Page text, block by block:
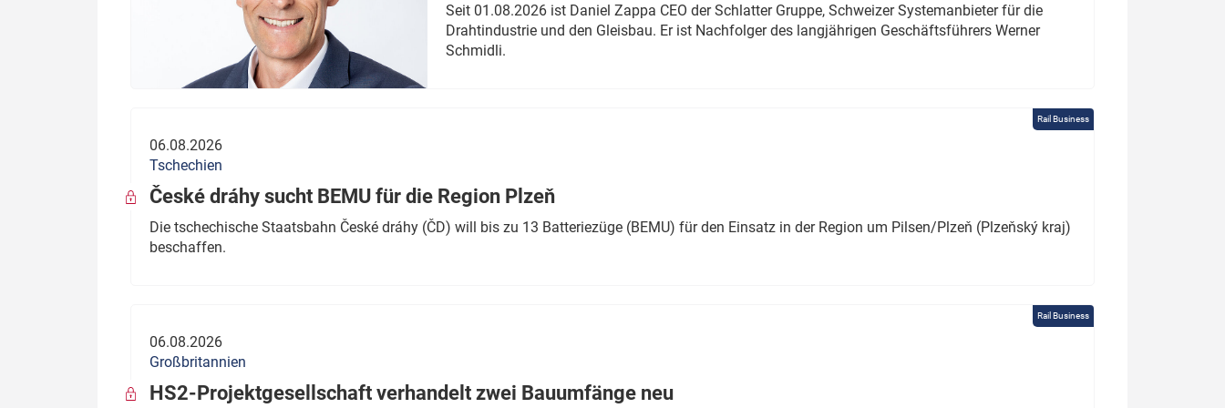
Seit 01.08.2026 ist Daniel Zappa CEO der Schlatter Gruppe, Schweizer Systemanbieter für die
Drahtindustrie und den Gleisbau. Er ist Nachfolger des langjährigen Geschäftsführers Werner
Schmidli.
Rail Business
06.08.2026
Tschechien
České dráhy sucht BEMU für die Region Plzeň
Die tschechische Staatsbahn České dráhy (ČD) will bis zu 13 Batteriezüge (BEMU) für den Einsatz in der Region um Pilsen/Plzeň (Plzeňský kraj)
beschaffen.
Rail Business
06.08.2026
Großbritannien
HS2-Projektgesellschaft verhandelt zwei Bauumfänge neu